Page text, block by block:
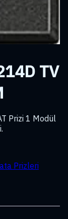
TV
Prizi 1 Modül
Prizleri